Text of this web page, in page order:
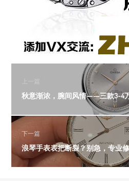
上一篇
秋意渐浓，腕间风情——三款3-4
下一篇
浪琴手表表把断裂？别急，专业